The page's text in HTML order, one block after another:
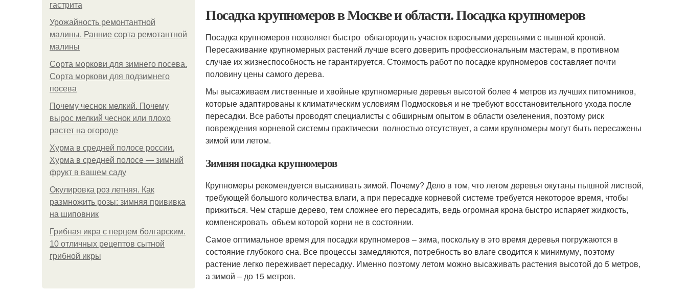
гастрита
Урожайность ремонтантной
малины. Ранние сорта ремотантной
малины
Сорта моркови для зимнего посева.
Сорта моркови для подзимнего
посева
Почему чеснок мелкий. Почему
вырос мелкий чеснок или плохо
растет на огороде
Хурма в средней полосе россии.
Хурма в средней полосе — зимний
фрукт в вашем саду
Окулировка роз летняя. Как
размножить розы: зимняя прививка
на шиповник
Грибная икра с перцем болгарским.
10 отличных рецептов сытной
грибной икры
Посадка крупномеров в Москве и области. Посадка крупномеров
Посадка крупномеров позволяет быстро облагородить участок взрослыми деревьями с пышной кроной.
Пересаживание крупномерных растений лучше всего доверить профессиональным мастерам, в противном
случае их жизнеспособность не гарантируется. Стоимость работ по посадке крупномеров составляет почти
половину цены самого дерева.
Мы высаживаем лиственные и хвойные крупномерные деревья высотой более 4 метров из лучших питомников,
которые адаптированы к климатическим условиям Подмосковья и не требуют восстановительного ухода после
пересадки. Все работы проводят специалисты с обширным опытом в области озеленения, поэтому риск
повреждения корневой системы практически полностью отсутствует, а сами крупномеры могут быть пересажены
зимой или летом.
Зимняя посадка крупномеров
Крупномеры рекомендуется высаживать зимой. Почему? Дело в том, что летом деревья окутаны пышной листвой,
требующей большого количества влаги, а при пересадке корневой системе требуется некоторое время, чтобы
прижиться. Чем старше дерево, тем сложнее его пересадить, ведь огромная крона быстро испаряет жидкость,
компенсировать объем которой корни не в состоянии.
Самое оптимальное время для посадки крупномеров – зима, поскольку в это время деревья погружаются в
состояние глубокого сна. Все процессы замедляются, потребность во влаге сводится к минимуму, поэтому
растение легко переживает пересадку. Именно поэтому летом можно высаживать растения высотой до 5 метров,
а зимой – до 15 метров.